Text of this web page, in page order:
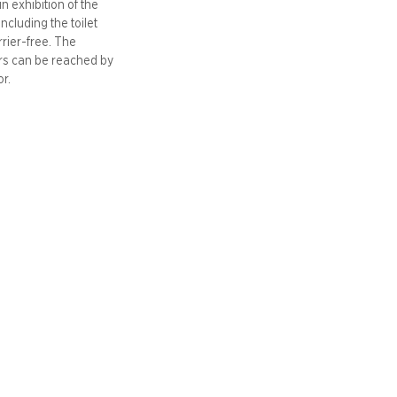
exhibition of the
including the toilet
free. The
can be reached by